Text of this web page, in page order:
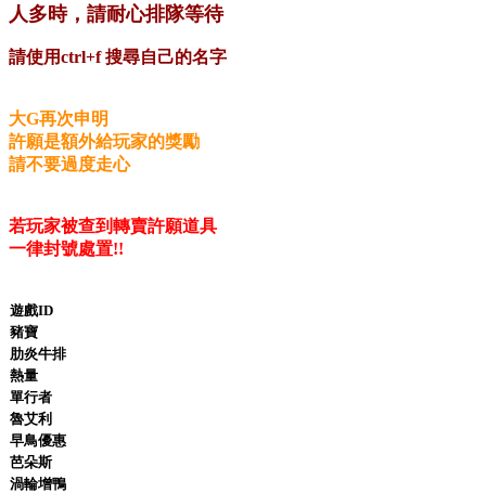
人多時，請耐心排隊等待
請使用ctrl+f 搜尋自己的名字
大G再次申明
許願是額外給玩家的獎勵
請不要過度走心
若玩家被查到轉賣許願道具
一律封號處置!!
遊戲ID
豬寶
肋炎牛排
熱量
單行者
魯艾利
早鳥優惠
芭朵斯
渦輪增鴨